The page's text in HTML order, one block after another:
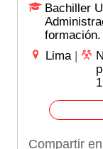
Bachiller
formación.
Lima |
1
Compartir